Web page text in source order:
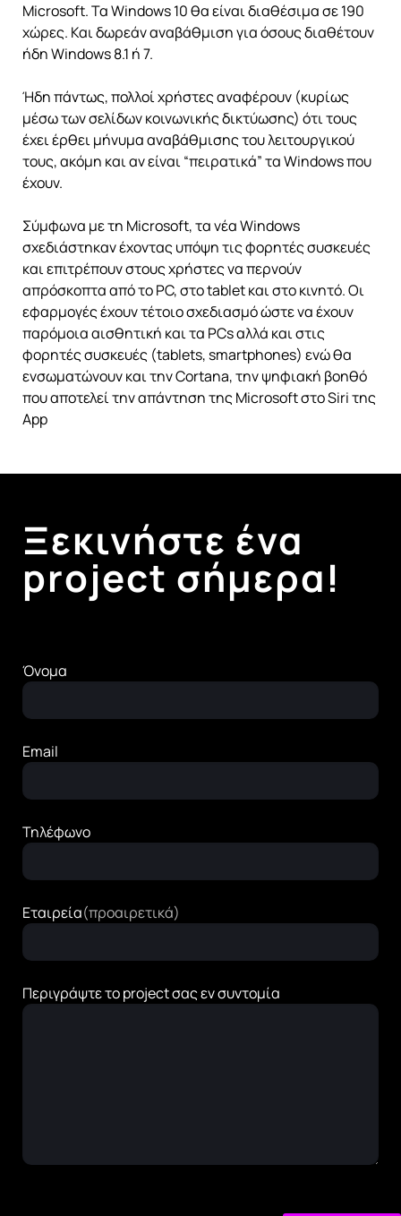
Microsoft. Τα Windows 10 θα είναι διαθέσιμα σε 190
χώρες. Και δωρεάν αναβάθμιση για όσους διαθέτουν
ήδη Windows 8.1 ή 7.
Ήδη πάντως, πολλοί χρήστες αναφέρουν (κυρίως
μέσω των σελίδων κοινωνικής δικτύωσης) ότι τους
έχει έρθει μήνυμα αναβάθμισης του λειτουργικού
τους, ακόμη και αν είναι “πειρατικά” τα Windows που
έχουν.
Σύμφωνα με τη Microsoft, τα νέα Windows
σχεδιάστηκαν έχοντας υπόψη τις φορητές συσκευές
και επιτρέπουν στους χρήστες να περνούν
απρόσκοπτα από το PC, στο tablet και στο κινητό. Οι
εφαρμογές έχουν τέτοιο σχεδιασμό ώστε να έχουν
παρόμοια αισθητική και τα PCs αλλά και στις
φορητές συσκευές (tablets, smartphones) ενώ θα
ενσωματώνουν και την Cortana, την ψηφιακή βοηθό
που αποτελεί την απάντηση της Microsoft στο Siri της
App
Ξεκινήστε ένα
project σήμερα!
Όνομα
Email
Τηλέφωνο
Εταιρεία(προαιρετικά)
Περιγράψτε το project σας εν συντομία